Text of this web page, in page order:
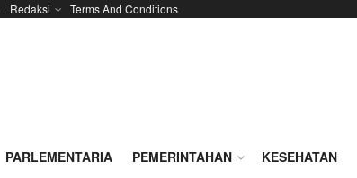
Redaksi Terms And Conditions
PARLEMENTARIA PEMERINTAHAN KESEHATAN